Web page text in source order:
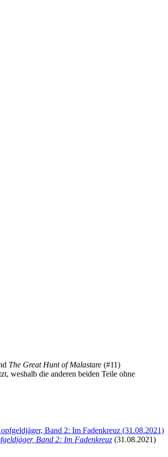
The Great Hunt of Malastare (#11)
weshalb die anderen beiden Teile ohne
Band 2: Im Fadenkreuz (31.08.2021)